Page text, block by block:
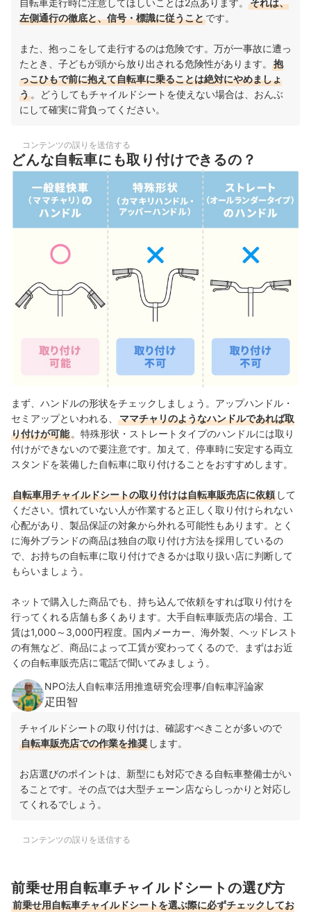
左側通行の徹底と、信号・標識に従うことです。
また、抱っこをして走行するのは危険です。万が一事故に遭っ
たとき、子どもが頭から放り出される危険性があります。
抱
っこひもで前に抱えて自転車に乗ることは絶対にやめましょ
う 。どうしてもチャイルドシートを使えない場合は、おんぶ
にして確実に背負ってください。
コンテンツの誤りを送信する
どんな自転車にも取り付けできるの？
まず、ハンドルの形状をチェックしましょう。アップハンドル・
セミアップといわれる、
ママチャリのようなハンドルであれば取
り付けが可能 。特殊形状・ストレートタイプのハンドルには取り
付けができないので要注意です。加えて、停車時に安定する両立
スタンドを装備した自転車に取り付けることをおすすめします。
自転車用チャイルドシートの取り付けは自転車販売店に依頼 して
ください。慣れていない人が作業すると正しく取り付けられない
心配があり、製品保証の対象から外れる可能性もあります。とく
に海外ブランドの商品は独自の取り付け方法を採用しているの
で、お持ちの自転車に取り付けできるかは取り扱い店に判断して
もらいましょう。
ネットで購入した商品でも、持ち込んで依頼をすれば取り付けを
行ってくれる店舗も多くあります。大手自転車販売店の場合、工
賃は1,000～3,000円程度。国内メーカー、海外製、ヘッドレスト
の有無など、商品によって工賃が変わってくるので、まずはお近
くの自転車販売店に電話で聞いてみましょう。
NPO法人自転車活用推進研究会理事/自転車評論家
疋田智
チャイルドシートの取り付けは、確認すべきことが多いので
自転車販売店での作業を推奨 します。
お店選びのポイントは、新型にも対応できる自転車整備士がい
ることです。その点では大型チェーン店ならしっかりと対応し
てくれるでしょう。
コンテンツの誤りを送信する
前乗せ用自転車チャイルドシートの選び方
前乗せ用自転車チャイルドシートを選ぶ際に必ずチェックしてお